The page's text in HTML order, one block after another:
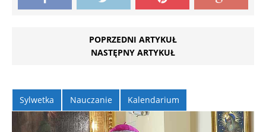
POPRZEDNI ARTYKUŁ
NASTĘPNY ARTYKUŁ
Sylwetka Nauczanie Kalendarium